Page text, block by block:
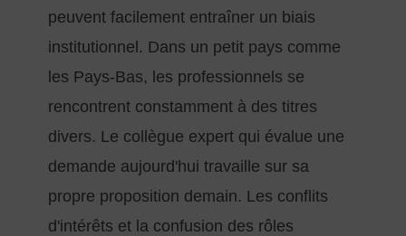
peuvent facilement entraîner un biais
institutionnel. Dans un petit pays comme
les Pays-Bas, les professionnels se
rencontrent constamment à des titres
divers. Le collègue expert qui évalue une
demande aujourd'hui travaille sur sa
propre proposition demain. Les conflits
d'intérêts et la confusion des rôles